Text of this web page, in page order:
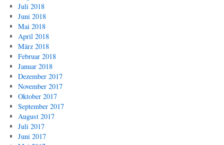
Juli 2018
Juni 2018
Mai 2018
April 2018
März 2018
Februar 2018
Januar 2018
Dezember 2017
November 2017
Oktober 2017
September 2017
August 2017
Juli 2017
Juni 2017